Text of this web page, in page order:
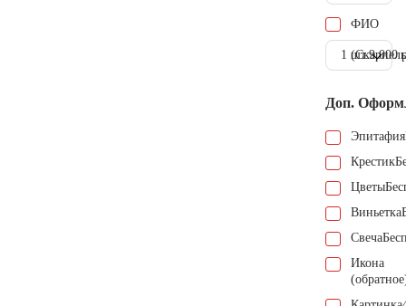
ФИО
1 шт.9.000
Доп.
Эпитафия
Крестик
Цветы
Виньетка
Свеча
Икона